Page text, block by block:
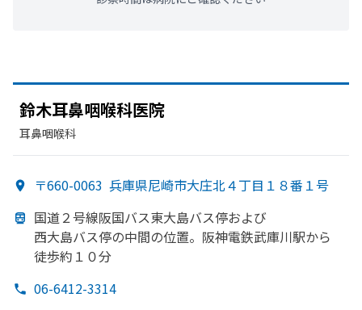
鈴木耳鼻咽喉科医院
耳鼻咽喉科
〒660-0063 兵庫県尼崎市大庄北４丁目１８番１号
国道２号線阪国バス東大島バス停および
西大島バス停の中間の位置。 阪神電鉄武庫川駅から
徒歩約１０分
06-6412-3314